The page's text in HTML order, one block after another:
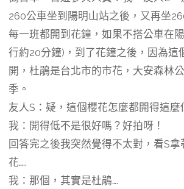
260公車坐到陽明山站之後，又再坐
每一班都開到花鐘，如果不搭公車在
行約20分鐘)，到了花鐘之後，因為這
開，杜鵑是台北市的市花，大安森林
季。
友人S：疑，這個櫻花怎麼都開得這麼
我：開得低不是很好嗎？好拍呀！
回答完之後我突然覺得不太對，看S
花…..
我：那個，其實是杜鵑….